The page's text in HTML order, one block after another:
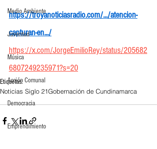
Medio Ambiente
Juventud
Música
Acción Comunal
Democracia
Emprendimiento
https://troyanoticiasradio.com/.../atencion-
capturan-en.../
https://x.com/JorgeEmilioRey/status/205682
6807249235971?s=20
Etiquetas:
Noticias Siglo 21Gobernación de Cundinamarca